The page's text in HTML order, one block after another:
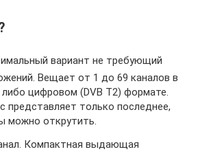
вариант не требующий
Вещает от 1 до 69 каналов в
цифровом (DVB T2) формате.
представляет только последнее,
можно открутить.
Компактная выдающая